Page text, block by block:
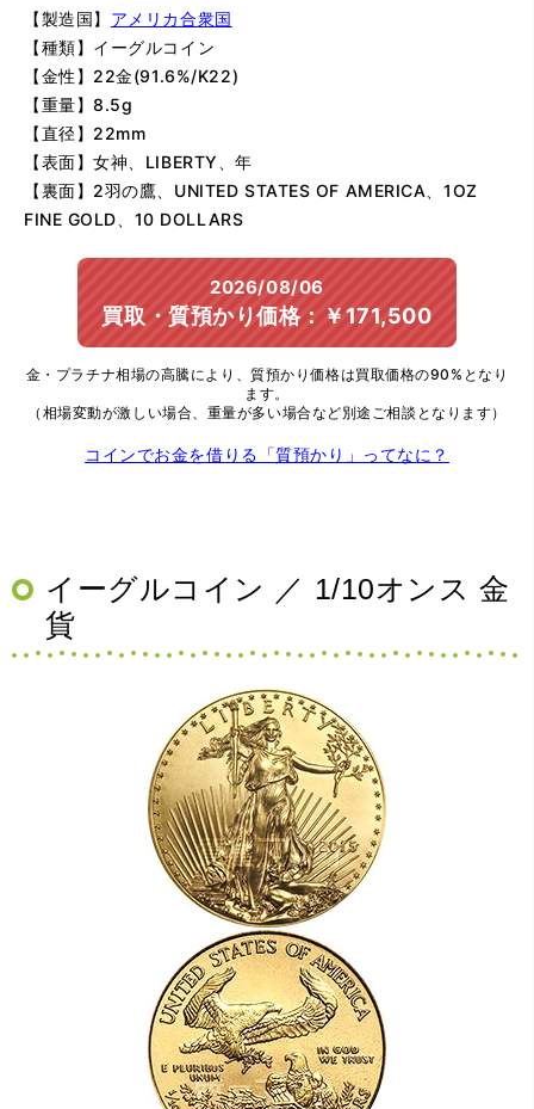
【製造国】 アメリカ合衆国
【種類】イーグルコイン
【金性】22金(91.6%/K22)
【重量】8.5g
【直径】22mm
【表面】女神、LIBERTY、年
【裏面】2羽の鷹、UNITED STATES OF AMERICA、1OZ
FINE GOLD、10 DOLLARS
2026/08/06
買取・質預かり価格：￥171,500
金・プラチナ相場の高騰により、質預かり価格は買取価格の90%となり
ます。
（相場変動が激しい場合、重量が多い場合など別途ご相談となります）
コインでお金を借りる「質預かり」ってなに？
イーグルコイン ／ 1/10オンス 金
貨